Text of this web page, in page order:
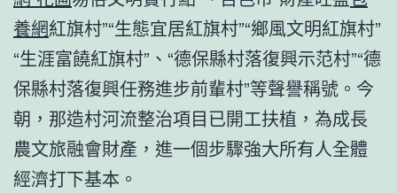
養網紅旗村”“生態宜居紅旗村”“鄉風文明紅旗村”
“生涯富饒紅旗村”、“德保縣村落復興示范村”“德
保縣村落復興任務進步前輩村”等聲譽稱號。今
朝，那造村河流整治項目已開工扶植，為成長
農文旅融會財產，進一個步驟強大所有人全體
經濟打下基本。